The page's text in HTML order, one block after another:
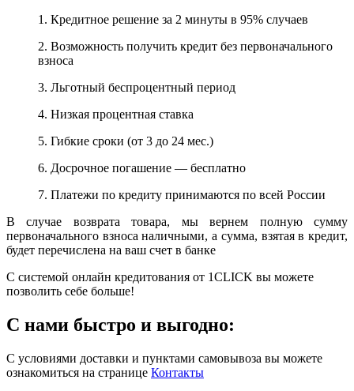
1. Кредитное решение за 2 минуты в 95% случаев
2. Возможность получить кредит без первоначального
взноса
3. Льготный беспроцентный период
4. Низкая процентная ставка
5. Гибкие сроки (от 3 до 24 мес.)
6. Досрочное погашение — бесплатно
7. Платежи по кредиту принимаются по всей России
В случае возврата товара, мы вернем полную сумму
первоначального взноса наличными, а сумма, взятая в кредит,
будет перечислена на ваш счет в банке
С системой онлайн кредитования от 1CLICK вы можете
позволить себе больше!
С нами быстро и выгодно:
С условиями доставки и пунктами самовывоза вы можете
ознакомиться на странице Контакты